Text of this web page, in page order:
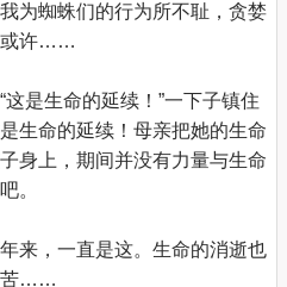
为蜘蛛们的行为所不耻，贪婪
或许……
是生命的延续！”一下子镇住
生命的延续！母亲把她的生命
身上，期间并没有力量与生命
。
来，一直是这。生命的消逝也
苦……